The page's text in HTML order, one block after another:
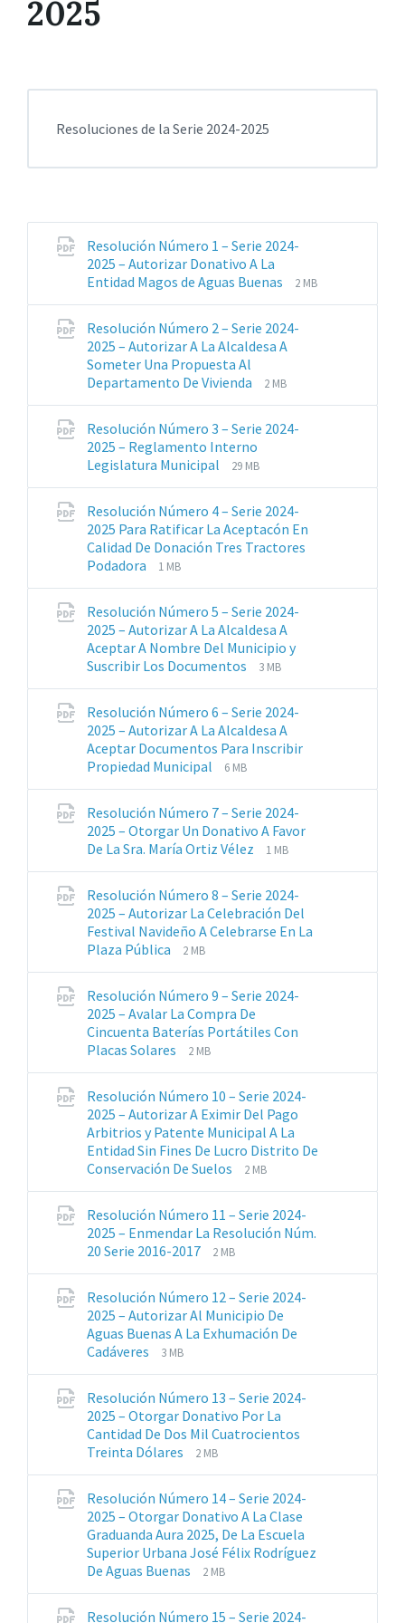
2025
Resoluciones de la Serie 2024-2025
Resolución Número 1 – Serie 2024-
2025 – Autorizar Donativo A La
Entidad Magos de Aguas Buenas
Extensiones
pdf
Tamaño
2 MB
Resolución Número 2 – Serie 2024-
2025 – Autorizar A La Alcaldesa A
Someter Una Propuesta Al
Departamento De Vivienda
Extensiones
pdf
Tamaño
2 MB
Resolución Número 3 – Serie 2024-
2025 – Reglamento Interno
Legislatura Municipal
Extensiones
pdf
Tamaño
29 MB
Resolución Número 4 – Serie 2024-
2025 Para Ratificar La Aceptacón En
Calidad De Donación Tres Tractores
Podadora
Extensiones
pdf
Tamaño
archive:
1 MB
Resolución Número 5 – Serie 2024-
2025 – Autorizar A La Alcaldesa A
Aceptar A Nombre Del Municipio y
Suscribir Los Documentos
Extensiones
pdf
Tamaño
3 MB
Resolución Número 6 – Serie 2024-
2025 – Autorizar A La Alcaldesa A
Aceptar Documentos Para Inscribir
Propiedad Municipal
Extensiones
pdf
Tamaño
6 MB
Resolución Número 7 – Serie 2024-
2025 – Otorgar Un Donativo A Favor
De La Sra. María Ortiz Vélez
Extensiones
pdf
Tamaño
1 MB
Resolución Número 8 – Serie 2024-
2025 – Autorizar La Celebración Del
Festival Navideño A Celebrarse En La
Plaza Pública
Extensiones
pdf
Tamaño
2 MB
Resolución Número 9 – Serie 2024-
2025 – Avalar La Compra De
Cincuenta Baterías Portátiles Con
Placas Solares
Extensiones
pdf
Tamaño
2 MB
Resolución Número 10 – Serie 2024-
2025 – Autorizar A Eximir Del Pago
Arbitrios y Patente Municipal A La
Entidad Sin Fines De Lucro Distrito De
Conservación De Suelos
Extensiones
pdf
Tamaño
2 MB
Resolución Número 11 – Serie 2024-
2025 – Enmendar La Resolución Núm.
20 Serie 2016-2017
Extensiones
pdf
Tamaño
2 MB
Resolución Número 12 – Serie 2024-
2025 – Autorizar Al Municipio De
Aguas Buenas A La Exhumación De
Cadáveres
Extensiones
pdf
Tamaño
archive:
3 MB
Resolución Número 13 – Serie 2024-
2025 – Otorgar Donativo Por La
Cantidad De Dos Mil Cuatrocientos
Treinta Dólares
Extensiones
pdf
Tamaño
2 MB
Resolución Número 14 – Serie 2024-
2025 – Otorgar Donativo A La Clase
Graduanda Aura 2025, De La Escuela
Superior Urbana José Félix Rodríguez
De Aguas Buenas
Extensiones
Tamaño
2 MB
Resolución Número 15 – Serie 2024-